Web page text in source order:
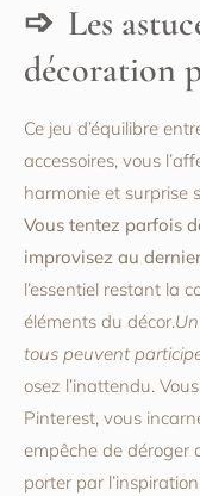
Les
décoration
Ce jeu d’équilibre
accessoires, vous
harmonie et surprise
Vous tentez parfois
improvisez au
l’essentiel restant la
éléments du décor.
tous peuvent
osez l’inattendu.
Pinterest, vous
empêche de déroger
porter par